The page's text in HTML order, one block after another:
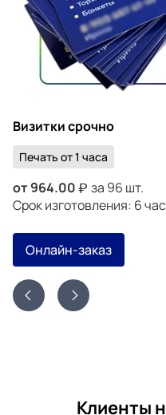
Визитки срочно
Печать от 1 часа
от964.00
за 96 шт.
Срок изготовления: 6
Онлайн-заказ
Клиенты